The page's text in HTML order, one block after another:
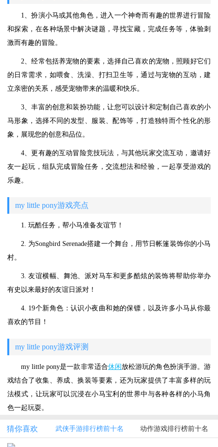
1、扮演小马或其他角色，进入一个神奇而有趣的世界进行冒险
和探索，在各种场景中解决谜题，寻找宝藏，完成任务等，体验刺
激而有趣的冒险。
2、经常包括养宠物的要素，选择自己喜欢的宠物，照顾好它们
的日常需求，如喂食、洗澡、打扫卫生等，通过与宠物的互动，建
立亲密的关系，感受宠物带来的温暖和快乐。
3、丰富的创意和装扮功能，让您可以设计和定制自己喜欢的小
马形象，选择不同的发型、服装、配饰等，打造独特而个性化的形
象，展现您的创意和品位。
4、更有趣的互动冒险竞技玩法，与其他玩家交流互动，邀请好
友一起玩，组队完成冒险任务，交流想法和经验，一起享受游戏的
乐趣。
my little pony游戏亮点
1. 玩酷任务，帮小马准备友谊节！
2. 为Songbird Serenade搭建一个舞台，用节日帐篷装饰你的小马
村。
3. 友谊横幅、舞池、派对马车和更多酷炫的装饰将帮助你举办
有史以来最好的友谊日派对！
4. 19个新角色：认识小夜曲和她的保镖，以及许多小马从你最
喜欢的节目！
my little pony游戏评测
my little pony是一款非常适合休闲放松游玩的角色扮演手游。游
戏结合了收集、养成、换装等要素，还为玩家提供了丰富多样的玩
法模式，让玩家可以沉浸在小马宝利的世界中与各种各样的小马角
色一起玩耍。
猜你喜欢 武侠手游排行榜前十名 动作游戏排行榜前十名